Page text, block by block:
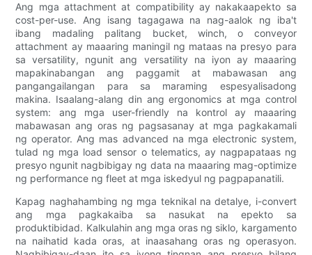
Ang mga attachment at compatibility ay nakakaapekto sa
cost-per-use. Ang isang tagagawa na nag-aalok ng iba't
ibang madaling palitang bucket, winch, o conveyor
attachment ay maaaring maningil ng mataas na presyo para
sa versatility, ngunit ang versatility na iyon ay maaaring
mapakinabangan ang paggamit at mabawasan ang
pangangailangan para sa maraming espesyalisadong
makina. Isaalang-alang din ang ergonomics at mga control
system: ang mga user-friendly na kontrol ay maaaring
mabawasan ang oras ng pagsasanay at mga pagkakamali
ng operator. Ang mas advanced na mga electronic system,
tulad ng mga load sensor o telematics, ay nagpapataas ng
presyo ngunit nagbibigay ng data na maaaring mag-optimize
ng performance ng fleet at mga iskedyul ng pagpapanatili.
Kapag naghahambing ng mga teknikal na detalye, i-convert
ang mga pagkakaiba sa nasukat na epekto sa
produktibidad. Kalkulahin ang mga oras ng siklo, kargamento
na naihatid kada oras, at inaasahang oras ng operasyon.